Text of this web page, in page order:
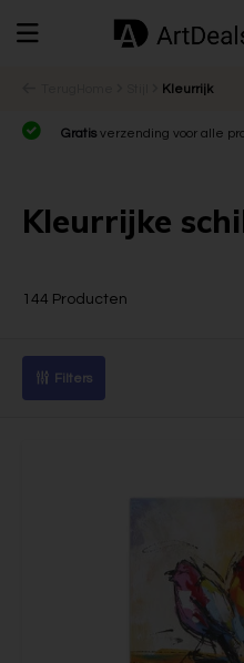
Kleurrijk
Gratis verzending voor alle
Kleurrijke
144 Producten
Filters